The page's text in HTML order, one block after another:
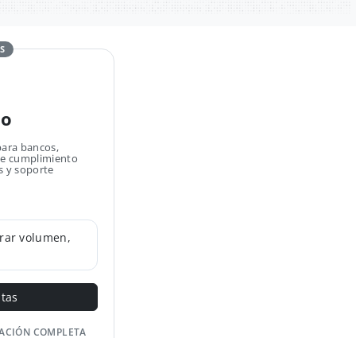
bancos,
cumplimiento
y soporte
volumen,
COMPLETA